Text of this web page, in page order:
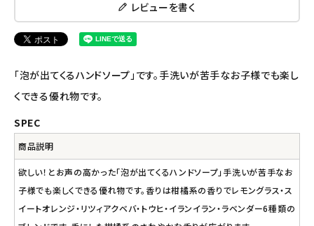
コラム・スタッフのおすすめ
ご利用ガイド等
アカウント情報
ようこそ ゲスト 様
レビューを書く
「泡が出てくるハンドソープ」です。手洗いが苦手なお子様でも楽し
くできる優れ物です。
SPEC
商品説明
欲しい！とお声の高かった「泡が出てくるハンドソープ」手洗いが苦手なお
子様でも楽しくできる優れ物です。香りは柑橘系の香りでレモングラス・ス
イートオレンジ・リツィアクベバ・トウヒ・イランイラン・ラベンダー6種類の